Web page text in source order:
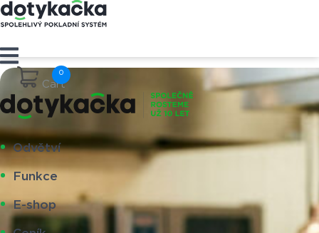
Cart
Odvětví
Funkce
E-shop